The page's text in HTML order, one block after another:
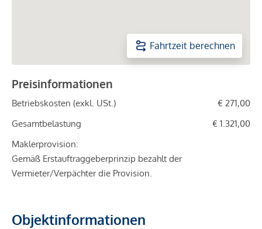
Fahrtzeit berechnen
Preisinformationen
Betriebskosten (exkl. USt.)
€ 271,00
Gesamtbelastung
€ 1.321,00
Maklerprovision:
Gemäß Erstauftraggeberprinzip bezahlt der
Vermieter/Verpächter die Provision.
Objektinformationen